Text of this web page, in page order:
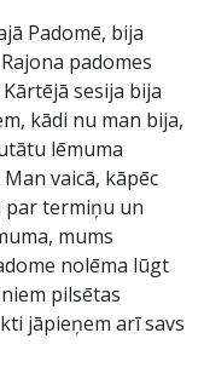
Padomē, bija
padomes
sesija bija
kādi nu man bija,
lēmuma
vaicā, kāpēc
par termiņu un
mums
nolēma lūgt
pilsētas
jāpieņem arī savs